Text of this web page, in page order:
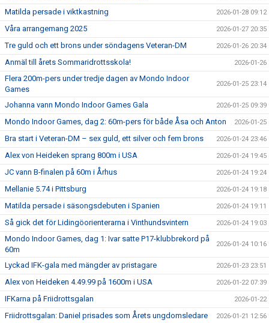
Matilda persade i viktkastning 2026-01-28 09:12
Våra arrangemang 2025 2026-01-27 20:35
Tre guld och ett brons under söndagens Veteran-DM 2026-01-26 20:34
Anmäl till årets Sommaridrottsskola! 2026-01-26
Flera 200m-pers under tredje dagen av Mondo Indoor
Games
2026-01-25 23:14
Johanna vann Mondo Indoor Games Gala 2026-01-25 09:39
Mondo Indoor Games, dag 2: 60m-pers för både Åsa och Anton 2026-01-25
Bra start i Veteran-DM – sex guld, ett silver och fem brons 2026-01-24 23:46
Alex von Heideken sprang 800m i USA 2026-01-24 19:45
JC vann B-finalen på 60m i Århus 2026-01-24 19:24
Mellanie 5.74 i Pittsburg 2026-01-24 19:18
Matilda persade i säsongsdebuten i Spanien 2026-01-24 19:11
Så gick det för Lidingöorienterarna i Vinthundsvintern 2026-01-24 19:03
Mondo Indoor Games, dag 1: Ivar satte P17-klubbrekord på
60m
2026-01-24 10:16
Lyckad IFK-gala med mängder av pristagare 2026-01-23 23:51
Alex von Heideken 4.49.99 på 1600m i USA 2026-01-22 07:39
IFKarna på Friidrottsgalan 2026-01-22
Friidrottsgalan: Daniel prisades som Årets ungdomsledare 2026-01-21 12:56